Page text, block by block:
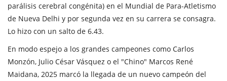
parálisis cerebral congénita) en el Mundial de Para-Atletismo
de Nueva Delhi y por segunda vez en su carrera se consagra.
Lo hizo con un salto de 6.43.
En modo espejo a los grandes campeones como Carlos
Monzón, Julio César Vásquez o el "Chino" Marcos René
Maidana, 2025 marcó la llegada de un nuevo campeón del